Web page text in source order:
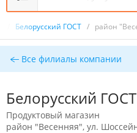
Белорусский ГОСТ / район
Все филиалы компании
Белорусский ГОСТ
Продуктовый магазин
район "Весенняя", ул.